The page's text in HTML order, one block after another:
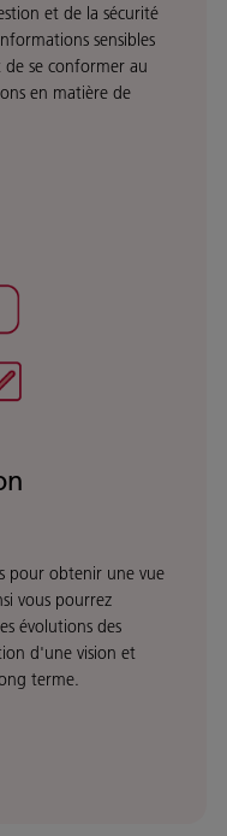
et de la sécurité
sensibles
de se conformer au
en matière de
pour obtenir une vue
vous pourrez
évolutions des
d'une vision et
terme.